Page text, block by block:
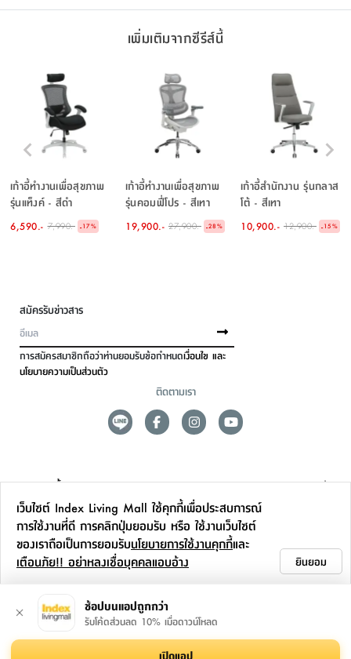
เพิ่มเติมจากซีรีส์นี้
เก้าอี้ทำงานเพื่อสุขภาพ
รุ่นแท็งค์ - สีดำ
6,590.- 7,990.- -17%
เก้าอี้ทำงานเพื่อสุขภาพ
รุ่นคอมฟี่โปร - สีเทา
19,900.- 27,900.- -28%
เก้าอี้สำนักงาน รุ่นกลาส
โต้ - สีเทา
10,900.- 12,900.- -15%
สมัครรับข่าวสาร
การสมัครสมาชิกถือว่าท่านยอมรับข้อกำหนดเงื่อนไข และ
นโยบายความเป็นส่วนตัว
ติดตามเรา
ดูแลลูกค้า
สาขาและการบริการ
ข้อมูลเพิ่มเติม
เว็บไซต์ Index Living Mall ใช้คุกกี้เพื่อประสบการณ์
การใช้งานที่ดี การคลิกปุ่มยอมรับ หรือ ใช้งานเว็บไซต์
ของเราถือเป็นการยอมรับนโยบายการใช้งานคุกกี้และ
เตือนภัย!! อย่าหลงเชื่อบุคคลแอบอ้าง
ยินยอม
ช้อปบนแอปถูกกว่า
รับโค้ดส่วนลด 10% เมื่อดาวน์โหลด
เปิดแอป